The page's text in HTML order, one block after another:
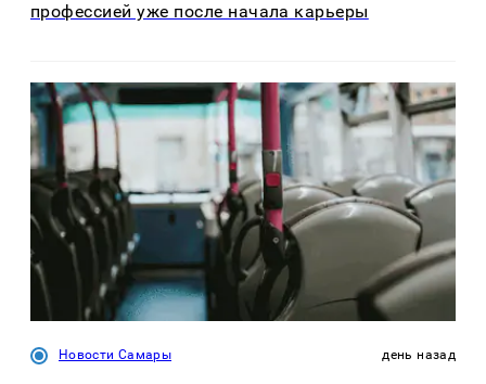
профессией уже после начала карьеры
Новости Самары день назад